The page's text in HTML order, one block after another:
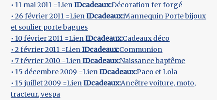
• 11 mai 2011 =LienIDcadeaux:Décoration fer forgé
• 26 février 2011 =LienIDcadeaux:Mannequin Porte bijoux
et soulier porte bagues
• 10 février 2011 =LienIDcadeaux:Cadeaux déco
• 2 février 2011 =LienIDcadeaux:Communion
• 7 février 2010 =LienIDcadeaux:Naissance baptême
• 15 décembre 2009 =LienIDcadeaux:Paco et Lola
• 15 juillet 2009 =LienIDcadeaux:Ancêtre voiture, moto,
tracteur, vespa